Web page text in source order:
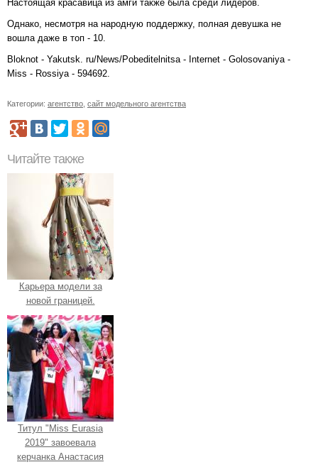
Настоящая красавица из амги также была среди лидеров.
Однако, несмотря на народную поддержку, полная девушка не
вошла даже в топ - 10.
Bloknot - Yakutsk. ru/News/Pobeditelnitsa - Internet - Golosovaniya -
Miss - Rossiya - 594692.
Категории: агентство сайт модельного агентства
Читайте также
Карьера модели за
новой границей.
Титул "Miss Eurasia
2019" завоевала
керчанка Анастасия